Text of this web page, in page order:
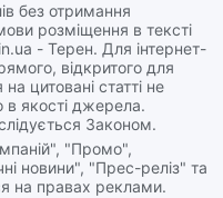
без отримання
розміщення в тексті
- Терен. Для інтернет-
відкритого для
цитовані статті не
в якості джерела.
Законом.
"Промо",
новини", "Прес-реліз" та
на правах реклами.